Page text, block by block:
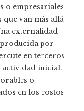
o empresariales
van más allá
externalidad
producida por
en terceros
actividad inicial.
o
en los costos